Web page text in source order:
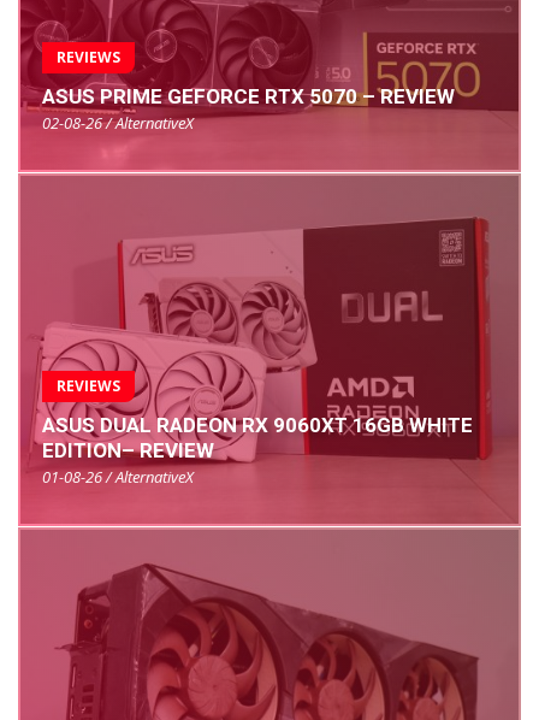
REVIEWS
ASUS PRIME GEFORCE RTX 5070 – REVIEW
02-08-26 / AlternativeX
REVIEWS
ASUS DUAL RADEON RX 9060XT 16GB WHITE
EDITION– REVIEW
01-08-26 / AlternativeX